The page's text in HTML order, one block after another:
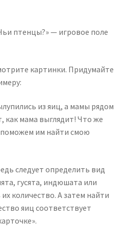
птенцы?» — игровое поле
картинки. Придумайте
из яиц, а мамы рядом
как мама выглядит! Что же
им найти смою
следует определить вид
гусята, индюшата или
количество. А затем найти
яиц соответствует